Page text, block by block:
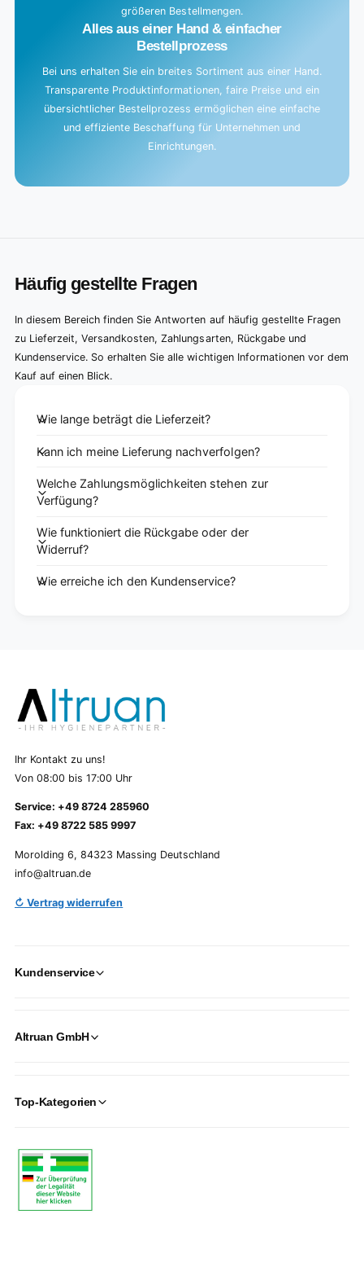
größeren Bestellmengen.
Alles aus einer Hand & einfacher
Bestellprozess
Bei uns erhalten Sie ein breites Sortiment aus einer Hand.
Transparente Produktinformationen, faire Preise und ein
übersichtlicher Bestellprozess ermöglichen eine einfache
und effiziente Beschaffung für Unternehmen und
Einrichtungen.
Häufig gestellte Fragen
In diesem Bereich finden Sie Antworten auf häufig gestellte Fragen
zu Lieferzeit, Versandkosten, Zahlungsarten, Rückgabe und
Kundenservice. So erhalten Sie alle wichtigen Informationen vor dem
Kauf auf einen Blick.
Wie lange beträgt die Lieferzeit?
Kann ich meine Lieferung nachverfolgen?
Welche Zahlungsmöglichkeiten stehen zur
Verfügung?
Wie funktioniert die Rückgabe oder der
Widerruf?
Wie erreiche ich den Kundenservice?
Ihr Kontakt zu uns!
Von 08:00 bis 17:00 Uhr
Service: +49 8724 285960
Fax: +49 8722 585 9997
Morolding 6, 84323 Massing Deutschland
info@altruan.de
↻ Vertrag widerrufen
Kundenservice
Altruan GmbH
Top-Kategorien